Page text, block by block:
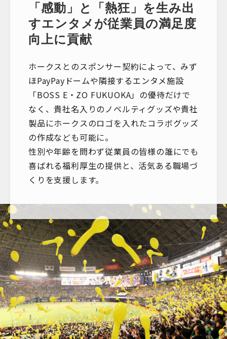
「感動」と「熱狂」を生み出
すエンタメが従業員の満足度
向上に貢献
ホークスとのスポンサー契約によって、みず
ほPayPayドームや隣接するエンタメ施設
「BOSS E・ZO FUKUOKA」の優待だけで
なく、貴社名入りのノベルティグッズや貴社
製品にホークスのロゴを入れたコラボグッズ
の作成なども可能に。
性別や年齢を問わず従業員の皆様の誰にでも
喜ばれる福利厚生の提供と、活気ある職場づ
くりを支援します。